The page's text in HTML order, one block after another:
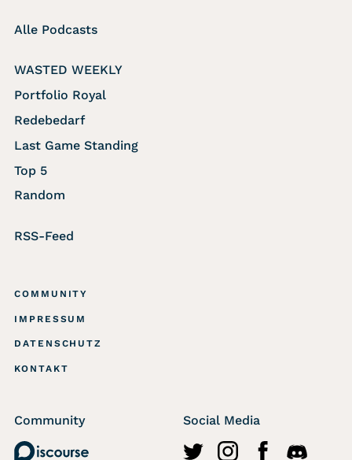
Alle Podcasts
WASTED WEEKLY
Portfolio Royal
Redebedarf
Last Game Standing
Top 5
Random
RSS-Feed
COMMUNITY
IMPRESSUM
DATENSCHUTZ
KONTAKT
Community
Discourse
Social Media
http://twitter.com/
https://https://https://